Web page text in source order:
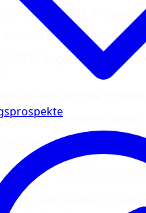
ist der GALERIA Prospekt
den GALERIA-Prospekt
Angebote sind diese
dieser Prospekt zuletzt
den GALERIA Prospekt als
GALERIA
online ansehen Im